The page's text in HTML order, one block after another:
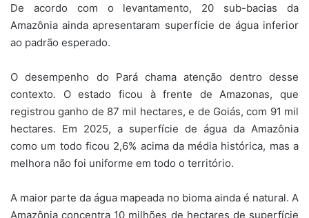
De acordo com o levantamento, 20 sub-bacias da
Amazônia ainda apresentaram superfície de água inferior
ao padrão esperado.
O desempenho do Pará chama atenção dentro desse
contexto. O estado ficou à frente de Amazonas, que
registrou ganho de 87 mil hectares, e de Goiás, com 91 mil
hectares. Em 2025, a superfície de água da Amazônia
como um todo ficou 2,6% acima da média histórica, mas a
melhora não foi uniforme em todo o território.
A maior parte da água mapeada no bioma ainda é natural. A
Amazônia concentra 10 milhões de hectares de superfície